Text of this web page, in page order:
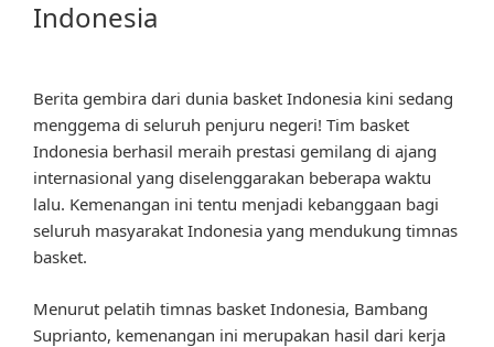
Indonesia
Berita gembira dari dunia basket Indonesia kini sedang
menggema di seluruh penjuru negeri! Tim basket
Indonesia berhasil meraih prestasi gemilang di ajang
internasional yang diselenggarakan beberapa waktu
lalu. Kemenangan ini tentu menjadi kebanggaan bagi
seluruh masyarakat Indonesia yang mendukung timnas
basket.
Menurut pelatih timnas basket Indonesia, Bambang
Suprianto, kemenangan ini merupakan hasil dari kerja